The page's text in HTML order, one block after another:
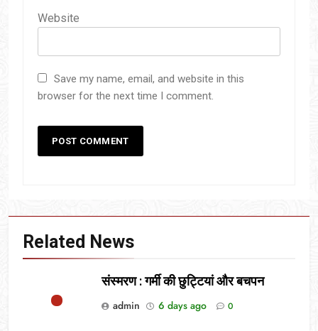
Website
Save my name, email, and website in this
browser for the next time I comment.
Related News
संस्मरण : गर्मी की छुट्टियां और बचपन
admin
6 days ago 0